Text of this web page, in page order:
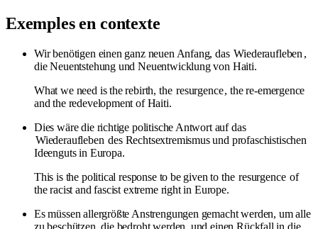
Exemples en contexte
Wir benötigen einen ganz neuen Anfang, das Wiederaufleben ,
die Neuentstehung und Neuentwicklung von Haiti.
What we need is the rebirth, the resurgence, the re-emergence
and the redevelopment of Haiti.
Dies wäre die richtige politische Antwort auf das
Wiederaufleben des Rechtsextremismus und profaschistischen
Ideenguts in Europa.
This is the political response to be given to the resurgence of
the racist and fascist extreme right in Europe.
Es müssen allergrößte Anstrengungen gemacht werden, um alle
zu beschützen, die bedroht werden, und einen Rückfall in die